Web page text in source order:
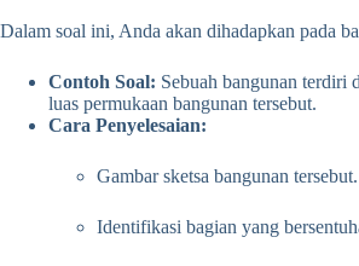
Dalam soal ini, Anda akan dihadapkan pada
Contoh Soal: Sebuah bangunan
luas permukaan bangunan tersebut.
Cara Penyelesaian:
Gambar sketsa bangunan tersebut.
Identifikasi bagian yang